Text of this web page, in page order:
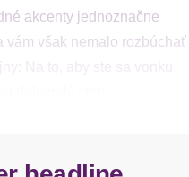
akcenty jednoznačne
vám však nemalo rozbúchať
– teraz existuje široká
tých možnostiach